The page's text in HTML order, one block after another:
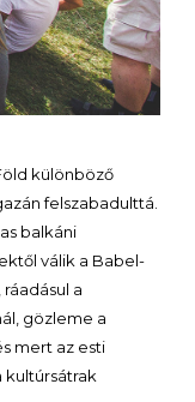
különböző
felszabadulttá.
balkáni
válik a Babel-
a
gözleme a
mert az esti
kultúrsátrak